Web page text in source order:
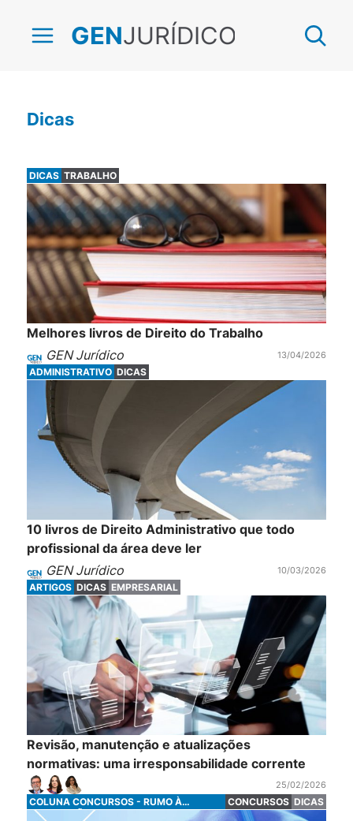
GENJURÍDICO
Dicas
DICAS TRABALHO
Melhores livros de Direito do Trabalho
GEN Jurídico
13/04/2026
ADMINISTRATIVO DICAS
10 livros de Direito Administrativo que todo
profissional da área deve ler
GEN Jurídico
10/03/2026
ARTIGOS DICAS EMPRESARIAL
Revisão, manutenção e atualizações
normativas: uma irresponsabilidade corrente
25/02/2026
COLUNA CONCURSOS - RUMO À
APROVAÇÃO
CONCURSOS DICAS